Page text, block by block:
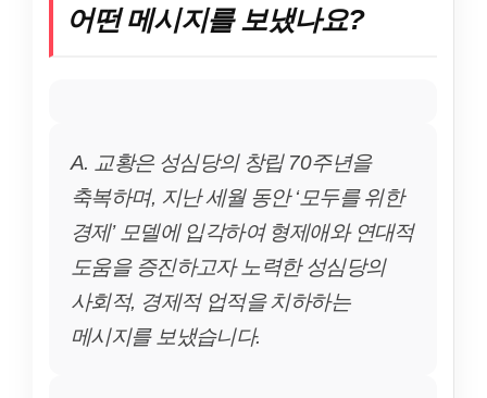
어떤 메시지를 보냈나요?
A. 교황은 성심당의 창립 70주년을
축복하며, 지난 세월 동안 ‘모두를 위한
경제’ 모델에 입각하여 형제애와 연대적
도움을 증진하고자 노력한 성심당의
사회적, 경제적 업적을 치하하는
메시지를 보냈습니다.